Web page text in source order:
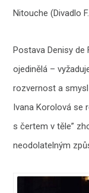
Nitouche (Divadlo
Postava Denisy de
ojedinělá –
rozvernost a
Ivana Korolová se
s čertem v těle”
neodolatelným